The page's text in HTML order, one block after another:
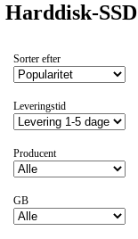
Harddisk-SSD
Sorter efter
Leveringstid
Producent
GB